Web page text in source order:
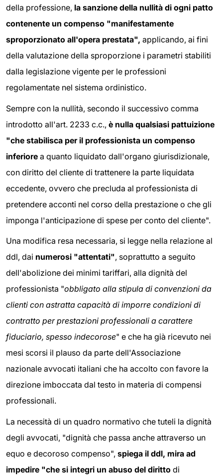
della professione, la sanzione della nullità di ogni patto
contenente un compenso "manifestamente
sproporzionato all'opera prestata", applicando, ai fini
della valutazione della sproporzione i parametri stabiliti
dalla legislazione vigente per le professioni
regolamentate nel sistema ordinistico.
Sempre con la nullità, secondo il successivo comma
introdotto all'art. 2233 c.c., è nulla qualsiasi pattuizione
"che stabilisca per il professionista un compenso
inferiore a quanto liquidato dall'organo giurisdizionale,
con diritto del cliente di trattenere la parte liquidata
eccedente, ovvero che precluda al professionista di
pretendere acconti nel corso della prestazione o che gli
imponga l'anticipazione di spese per conto del cliente".
Una modifica resa necessaria, si legge nella relazione al
ddl, dai numerosi "attentati", soprattutto a seguito
dell'abolizione dei minimi tariffari, alla dignità del
professionista "obbligato alla stipula di convenzioni da
clienti con astratta capacità di imporre condizioni di
contratto per prestazioni professionali a carattere
fiduciario, spesso indecorose" e che ha già ricevuto nei
mesi scorsi il plauso da parte dell'Associazione
nazionale avvocati italiani che ha accolto con favore la
direzione imboccata dal testo in materia di compensi
professionali.
La necessità di un quadro normativo che tuteli la dignità
degli avvocati, "dignità che passa anche attraverso un
equo e decoroso compenso", spiega il ddl, mira ad
impedire "che si integri un abuso del diritto di